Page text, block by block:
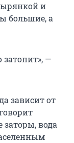
и
большие, а
—
зависит от
вода